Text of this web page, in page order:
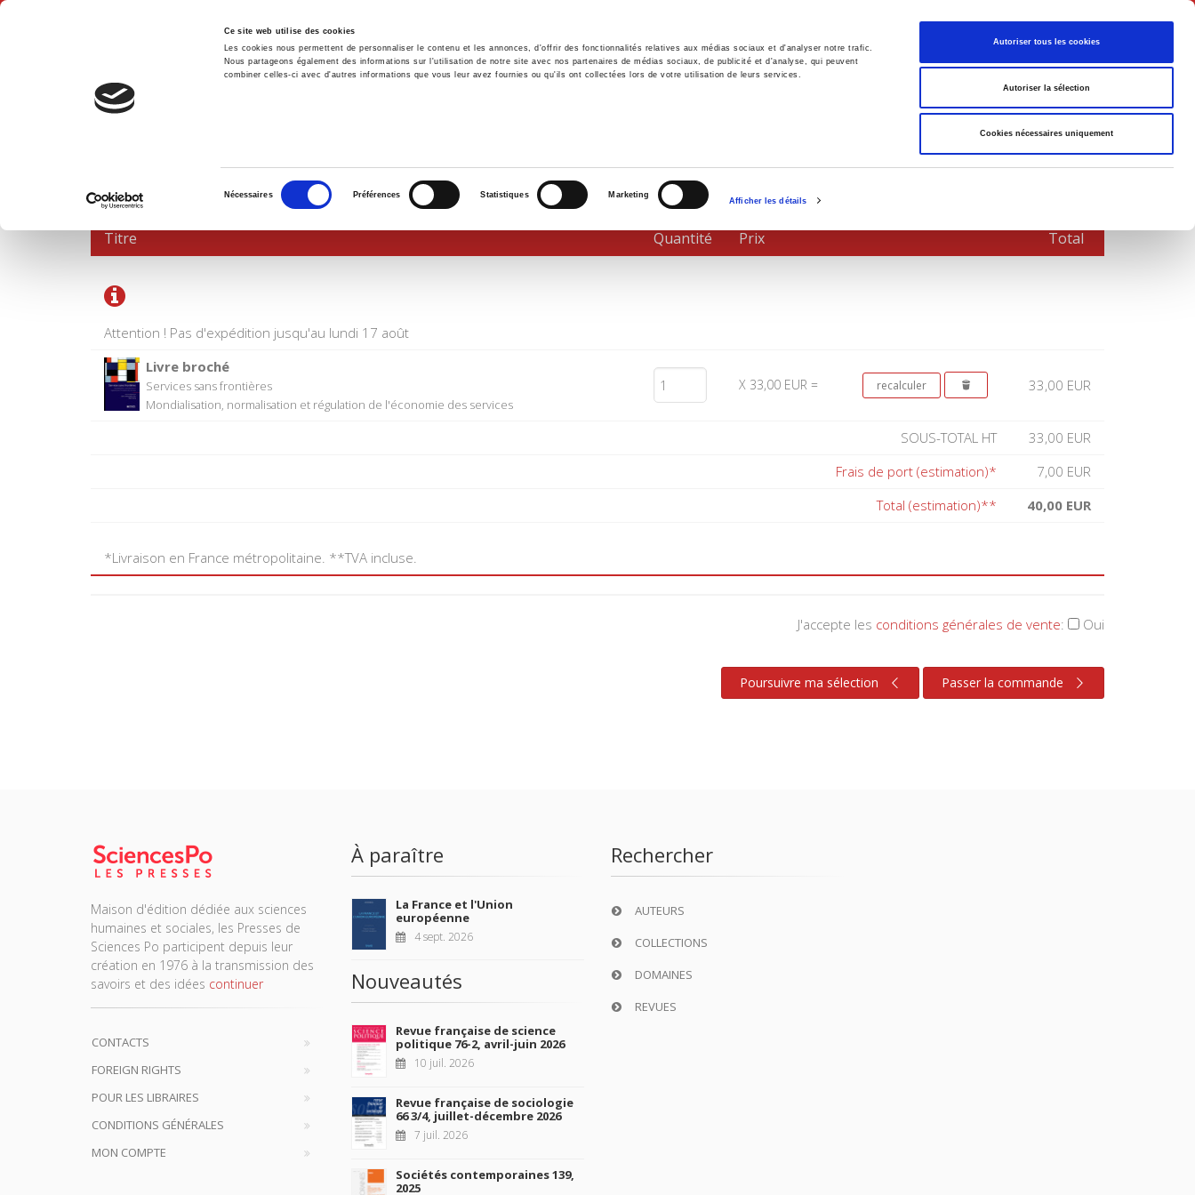
Ce site web utilise des cookies
Les cookies nous permettent de personnaliser le contenu et les annonces, d'offrir des fonctionnalités relatives aux médias sociaux et d'analyser notre trafic.
Nous partageons également des informations sur l'utilisation de notre site avec nos partenaires de médias sociaux, de publicité et d'analyse, qui peuvent
combiner celles-ci avec d'autres informations que vous leur avez fournies ou qu'ils ont collectées lors de votre utilisation de leurs services.
consentement
Nécessaires Préférences Statistiques Marketing
Afficher les détails
Autoriser tous les cookies
Autoriser la sélection
Cookies nécessaires uniquement
Français
Accueil Environnement Histoire International
PANIER D'ACHATS
Attention ! Pas d'expédition jusqu'au lundi 17 août
Titre Quantité Prix Total
Livre broché
Services sans frontières
Mondialisation, normalisation et régulation de l'économie des services
X 33,00 EUR = 33,00 EUR
SOUS-TOTAL HT
33,00 EUR
Frais de port (estimation)*
7,00 EUR
Total (estimation)**
40,00 EUR
*Livraison en France métropolitaine. **TVA incluse.
J'accepte les conditions générales de vente: Oui
Poursuivre ma sélection Passer la commande
Maison d'édition dédiée aux sciences
humaines et sociales, les Presses de
Sciences Po participent depuis leur
création en 1976 à la transmission des
savoirs et des idées continuer
CONTACTS
FOREIGN RIGHTS
POUR LES LIBRAIRES
CONDITIONS GÉNÉRALES
MON COMPTE
À paraître
La France et l'Union
européenne
4 sept. 2026
Nouveautés
Revue française de science
politique 76-2, avril-juin 2026
10 juil. 2026
Revue française de sociologie
66 3/4, juillet-décembre 2026
7 juil. 2026
Sociétés contemporaines 139,
2025
Rechercher
AUTEURS
COLLECTIONS
DOMAINES
REVUES